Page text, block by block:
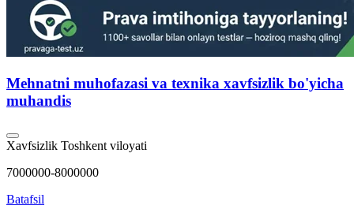
Mehnatni muhofazasi va texnika xavfsizlik bo'yicha
muhandis
Xavfsizlik Toshkent viloyati
7000000-8000000
Batafsil